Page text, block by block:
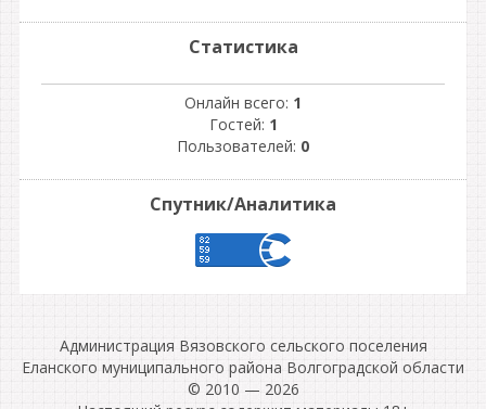
Статистика
Онлайн всего: 1
Гостей: 1
Пользователей: 0
Спутник/Аналитика
Администрация Вязовского сельского поселения
Еланского муниципального района Волгоградской области
© 2010 — 2026